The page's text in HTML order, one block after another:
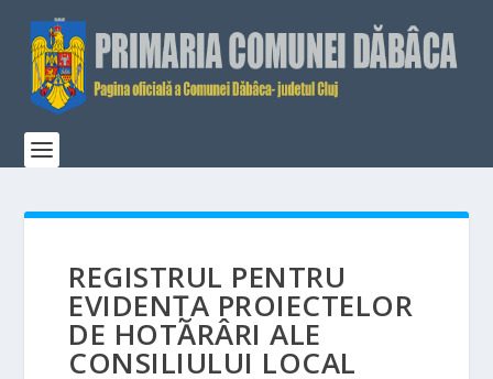
REGISTRUL PENTRU
EVIDENȚA PROIECTELOR
DE HOTĂRÂRI ALE
CONSILIULUI LOCAL